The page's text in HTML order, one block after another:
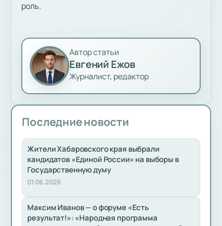
роль.
Автор статьи
Евгений Ежов
Журналист, редактор
Последние новости
Жители Хабаровского края выбрали
кандидатов «Единой России» на выборы в
Государственную думу
01.06.2026
Максим Иванов — о форуме «Есть
результат!»: «Народная программа